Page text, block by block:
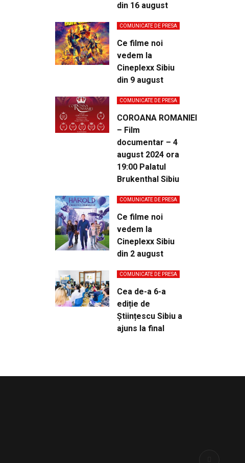
din 16 august
COMUNICATE DE PRESA
Ce filme noi
vedem la
Cineplexx Sibiu
din 9 august
COMUNICATE DE PRESA
COROANA ROMANIEI
– Film
documentar – 4
august 2024 ora
19:00 Palatul
Brukenthal Sibiu
COMUNICATE DE PRESA
Ce filme noi
vedem la
Cineplexx Sibiu
din 2 august
COMUNICATE DE PRESA
Cea de-a 6-a
ediție de
Științescu Sibiu a
ajuns la final